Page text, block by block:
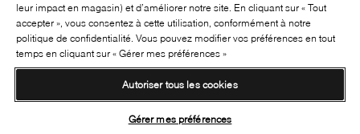
BROWNS SHOES INC. TOUS DROITS
RÉSERVÉS
Conditions générales Politique de confidentialité
Transparence de la chaîne d’approvisionnement
SUIVEZ-NOUS!:
leur impact en magasin) et d’améliorer notre site. En cliquant sur « Tout
accepter », vous consentez à cette utilisation, conformément à notre
politique de confidentialité. Vous pouvez modifier vos préférences en tout
temps en cliquant sur « Gérer mes préférences »
Autoriser tous les cookies
Gérer mes préférences